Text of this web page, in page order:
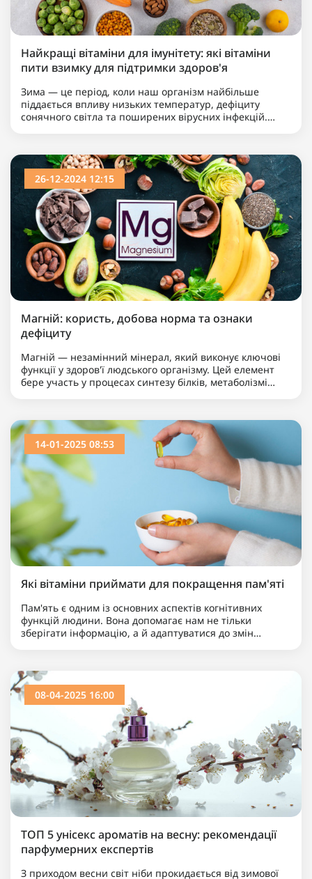
Найкращі вітаміни для імунітету: які вітаміни
пити взимку для підтримки здоров'я
Зима — це період, коли наш організм найбільше
піддається впливу низьких температур, дефіциту
сонячного світла та поширених вірусних інфекцій.
26-12-2024 12:15
Магній: користь, добова норма та ознаки
дефіциту
Магній — незамінний мінерал, який виконує ключові
функції у здоров'ї людського організму. Цей елемент
бере участь у процесах синтезу білків, метаболізмі
14-01-2025 08:53
Які вітаміни приймати для покращення пам'яті
Пам'ять є одним із основних аспектів когнітивних
функцій людини. Вона допомагає нам не тільки
зберігати інформацію, а й адаптуватися до змін
08-04-2025 16:00
ТОП 5 унісекс ароматів на весну: рекомендації
парфумерних експертів
З приходом весни світ ніби прокидається від зимової